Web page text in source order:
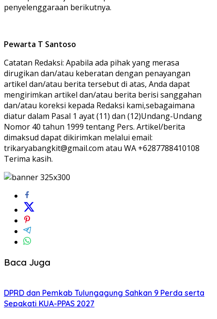
penyelenggaraan berikutnya.
Pewarta T Santoso
Catatan Redaksi: Apabila ada pihak yang merasa
dirugikan dan/atau keberatan dengan penayangan
artikel dan/atau berita tersebut di atas, Anda dapat
mengirimkan artikel dan/atau berita berisi sanggahan
dan/atau koreksi kepada Redaksi kami,sebagaimana
diatur dalam Pasal 1 ayat (11) dan (12)Undang-Undang
Nomor 40 tahun 1999 tentang Pers. Artikel/berita
dimaksud dapat dikirimkan melalui email:
trikaryabangkit@gmail.com atau WA +6287788410108
Terima kasih.
Baca Juga
DPRD dan Pemkab Tulungagung Sahkan 9 Perda serta
Sepakati KUA-PPAS 2027